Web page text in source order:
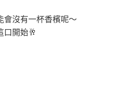
會沒有一杯香檳呢～
口開始🥂